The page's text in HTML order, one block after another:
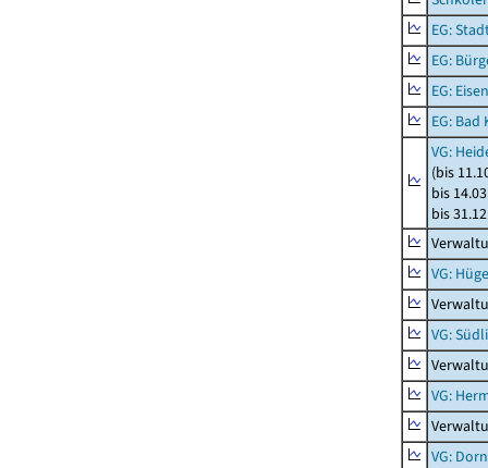
EG:
EG:
EG:
EG:
VG:
(bis
bis
bis
VG:
VG:
VG:
VG: